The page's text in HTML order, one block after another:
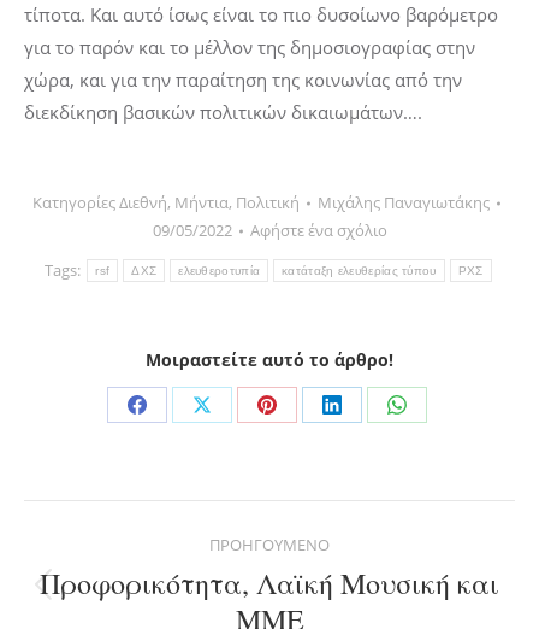
τίποτα. Και αυτό ίσως είναι το πιο δυσοίωνο βαρόμετρο
για το παρόν και το μέλλον της δημοσιογραφίας στην
χώρα, και για την παραίτηση της κοινωνίας από την
διεκδίκηση βασικών πολιτικών δικαιωμάτων….
ΚατηγορίεςΔιεθνή, Μήντια, Πολιτική
Μιχάλης Παναγιωτάκης
09/05/2022
Αφήστε ένα σχόλιο
Tags:
rsf ΔΧΣ ελευθεροτυπία κατάταξη ελευθερίας τύπου ΡΧΣ
Μοιραστείτε αυτό το άρθρο!
Share
Facebook
Share
X
Share
Pinterest
Share
LinkedIn
Share
WhatsApp
navigation
ΠΡΟΗΓΟΎΜΕΝΟ
Previous
Προφορικότητα, Λαϊκή Μουσική και
ΜΜΕ